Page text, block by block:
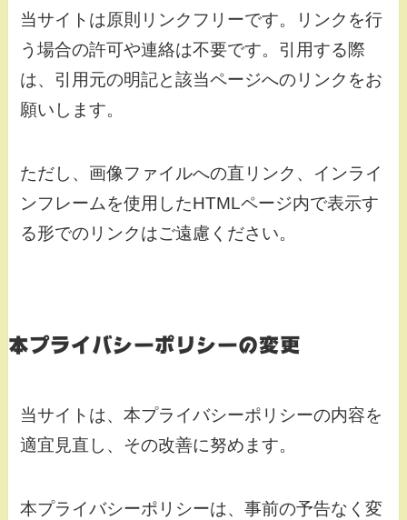
当サイトは原則リンクフリーです。リンクを行
う場合の許可や連絡は不要です。引用する際
は、引用元の明記と該当ページへのリンクをお
願いします。
ただし、画像ファイルへの直リンク、インライ
ンフレームを使用したHTMLページ内で表示す
る形でのリンクはご遠慮ください。
本プライバシーポリシーの変更
当サイトは、本プライバシーポリシーの内容を
適宜見直し、その改善に努めます。
本プライバシーポリシーは、事前の予告なく変